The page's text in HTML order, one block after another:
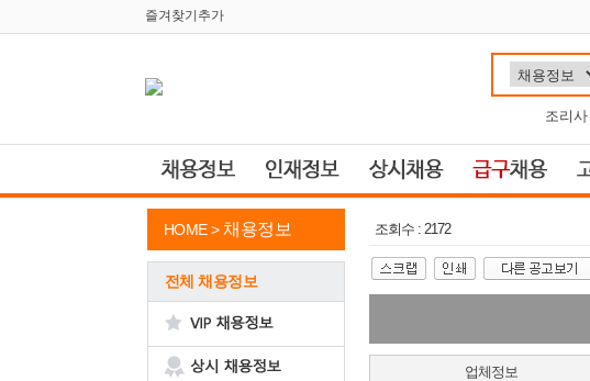
즐겨찾기추가
조리사
HOME > 채용정보
전체 채용정보
조회수 : 2172
업체정보